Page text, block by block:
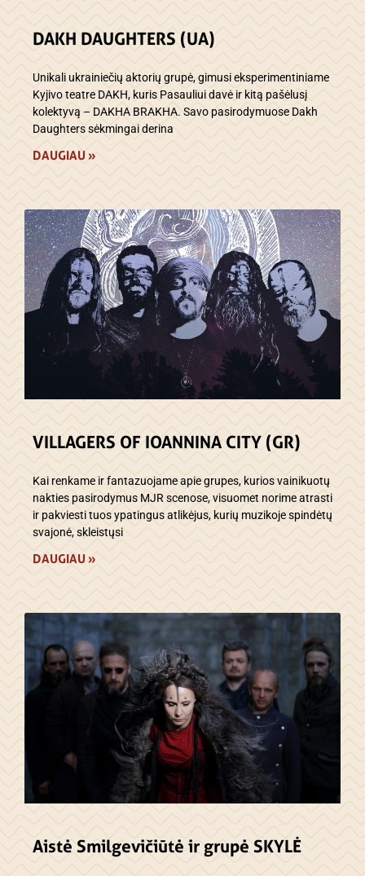
DAKH DAUGHTERS (UA)
Unikali ukrainiečių aktorių grupė, gimusi eksperimentiniame
Kyjivo teatre DAKH, kuris Pasauliui davė ir kitą pašėlusį
kolektyvą – DAKHA BRAKHA. Savo pasirodymuose Dakh
Daughters sėkmingai derina
DAUGIAU »
VILLAGERS OF IOANNINA CITY (GR)
Kai renkame ir fantazuojame apie grupes, kurios vainikuotų
nakties pasirodymus MJR scenose, visuomet norime atrasti
ir pakviesti tuos ypatingus atlikėjus, kurių muzikoje spindėtų
svajonė, skleistųsi
DAUGIAU »
Aistė Smilgevičiūtė ir grupė SKYLĖ